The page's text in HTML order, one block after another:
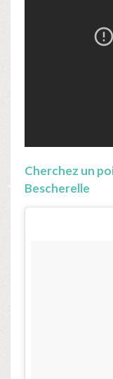
Cherchez un
Bescherelle